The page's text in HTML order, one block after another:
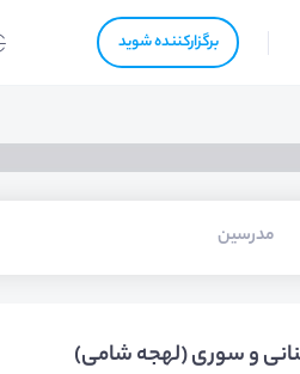
برگزار‌‌کننده شوید
مدرسین
و سوری (لهجه شامی)